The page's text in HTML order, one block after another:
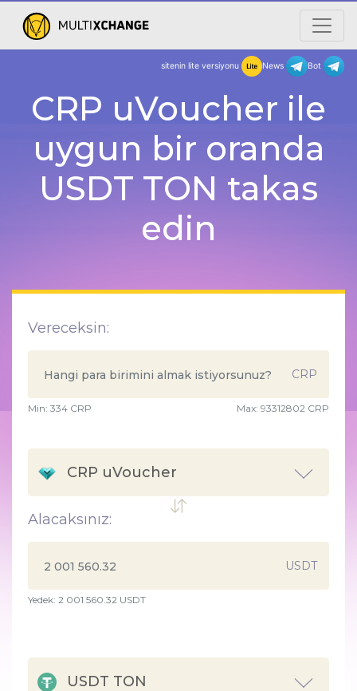
CRP uVoucher ile
uygun bir oranda
USDT TON takas
edin
Vereceksin:
CRP
Min: 334 CRP Max: 93312802 CRP
CRP uVoucher
Alacaksınız:
USDT
Yedek: 2 001 560.32 USDT
USDT TON